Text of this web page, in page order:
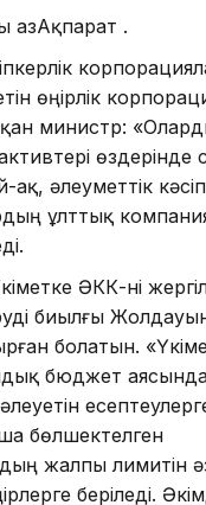
ҚазАқпарат .
өңірлік
министр:
өздерінде
әлеуметтік
ұлттық
ӘКК-ні
биылғы
болатын.
бюджет аясында
бөлшектелген
жалпы лимитін
беріледі.